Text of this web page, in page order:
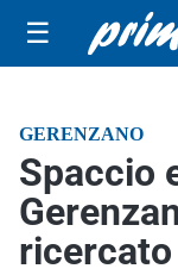
☰
GERENZANO
Spaccio
ricercato